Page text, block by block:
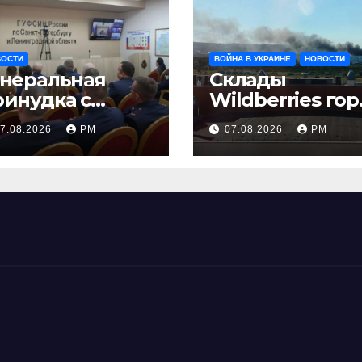
с
РМ
ВОЙНА В УКРАИНЕ НОВОСТИ
Склады
Wildberries
на Урале, сенат
принимает по
Грэму закон
07.08.2026 РМ